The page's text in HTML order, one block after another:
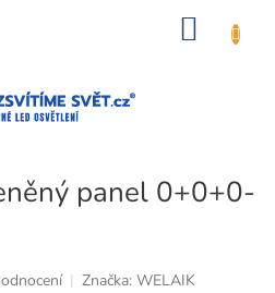
panel 0+0+0-
Značka: WELAIK